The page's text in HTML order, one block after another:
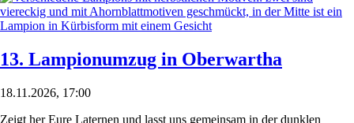
13. Lampionumzug in Oberwartha
18.11.2026, 17:00
Zeigt her Eure Laternen und lasst uns gemeinsam in der dunklen